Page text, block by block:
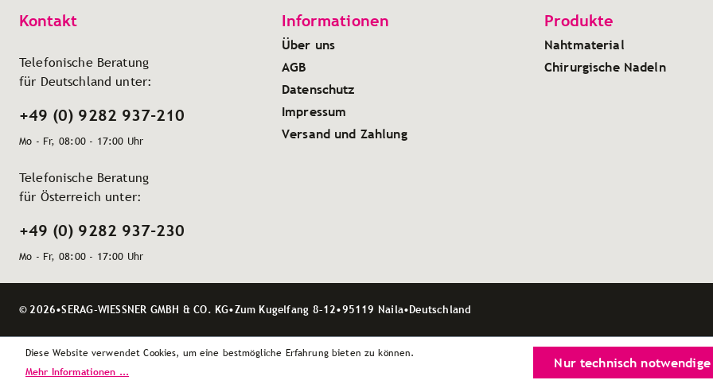
Kontakt
Telefonische Beratung
für Deutschland unter:
+49 (0) 9282 937-210
Mo - Fr, 08:00 - 17:00 Uhr
Telefonische Beratung
für Österreich unter:
+49 (0) 9282 937-230
Mo - Fr, 08:00 - 17:00 Uhr
Informationen
Über uns
AGB
Datenschutz
Impressum
Versand und Zahlung
Produkte
Nahtmaterial
Chirurgische Nadeln
© 2026•SERAG-WIESSNER GMBH & CO. KG•Zum Kugelfang 8–12•95119 Naila•Deutschland
Diese Website verwendet Cookies, um eine bestmögliche Erfahrung bieten zu können.
Mehr Informationen ...
Nur technisch notwendige